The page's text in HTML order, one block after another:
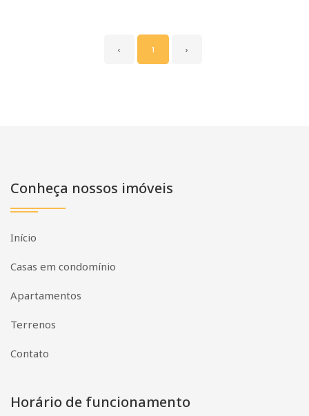
‹ 1 ›
Conheça nossos imóveis
Início
Casas em condomínio
Apartamentos
Terrenos
Contato
Horário de funcionamento